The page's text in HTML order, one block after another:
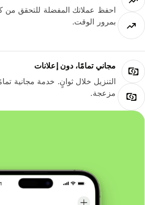
احفظ عملاتك المفضلة للتحقق من
بمرور الوقت.
مجاني تمامًا، دون إعلانات
التنزيل خلال ثوانٍ. خدمة مجانية
مزعجة.